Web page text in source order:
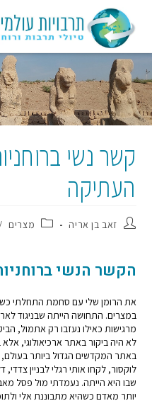
קשר נשי
העתיקה
זאב בן אריה מצרים /
הקשר הנשי
במצרים. התחושה הייתה שבניגוד
מרגישות כאילו נעזבו רק אתמול,
לא היה ביקור באתר ארכיאולוגי, אלא
באתר המקדשים הגדול ביותר בעולם,
לוקסור, לקחו אותי רגלי לבניין צדדי,
שבו היא הייתה. נעמדתי מול פסל
יותר מאדם כשהיא מתבוננת אלי ולתוכי.